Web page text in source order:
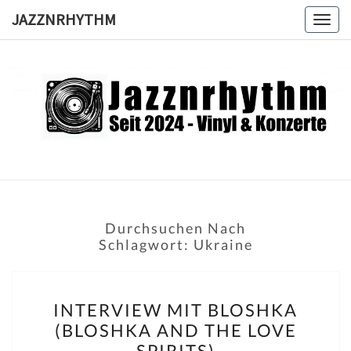
JAZZNRHYTHM
Seit
2024 –
Durchsuchen Nach
Schlagwort: Ukraine
MIT
BLOSHKA
INTERVIEW MIT BLOSHKA
(BLOSHKA AND THE LOVE